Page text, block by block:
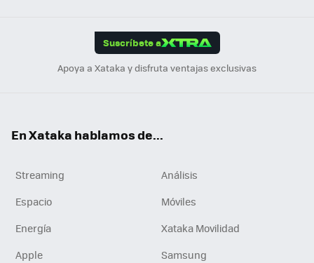
Suscríbete a
Apoya a Xataka y disfruta ventajas exclusivas
En Xataka hablamos de...
Streaming
Análisis
Espacio
Móviles
Energía
Xataka Movilidad
Apple
Samsung